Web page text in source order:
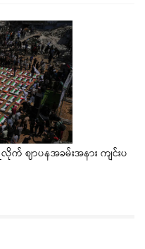
လိုက် ဈာပနအခမ်းအနား ကျင်းပ